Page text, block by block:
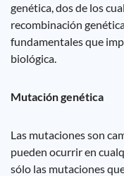
genética, dos de los
recombinación
fundamentales que
biológica.
Mutación genética
Las mutaciones son
pueden ocurrir en
sólo las mutaciones